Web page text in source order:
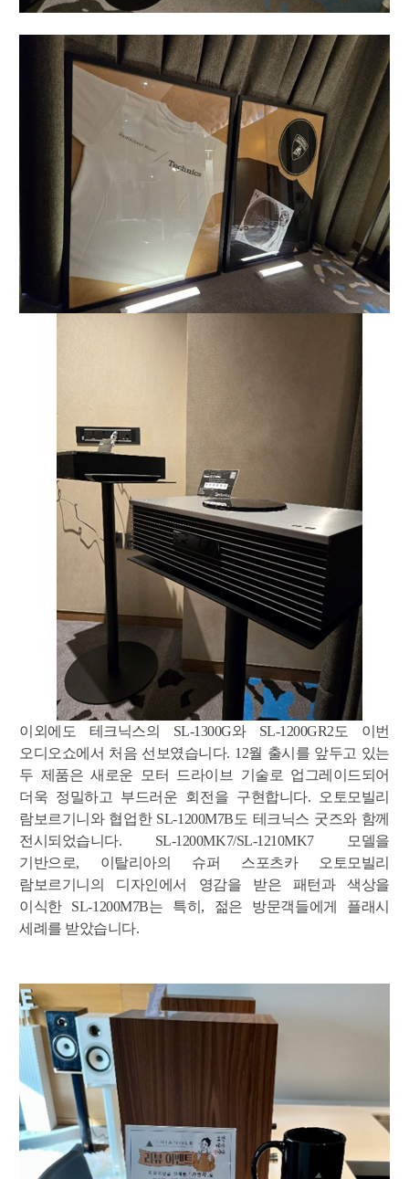
이외에도 테크닉스의 SL-1300G와 SL-1200GR2 도 이번
오디오쇼에서 처음 선보였습니다. 12월 출시를 앞두고 있는
두 제품은 새로운 모터 드라이브 기술로 업그레이드되어
더욱 정밀하고 부드러운 회전을 구현합니다. 오토모빌리
람보르기니와 협업한SL-1200M7B 도 테크닉스 굿즈와 함께
전시되었습니다. SL-1200MK7/SL-1210MK7
모델을
기반으로, 이탈리아의 슈퍼 스포츠카 오토모빌리
람보르기니의 디자인에서 영감을 받은 패턴과 색상을
이식한SL-1200M7B는 특히 , 젊은 방문객들에게 플래시
세례를 받았습니다.